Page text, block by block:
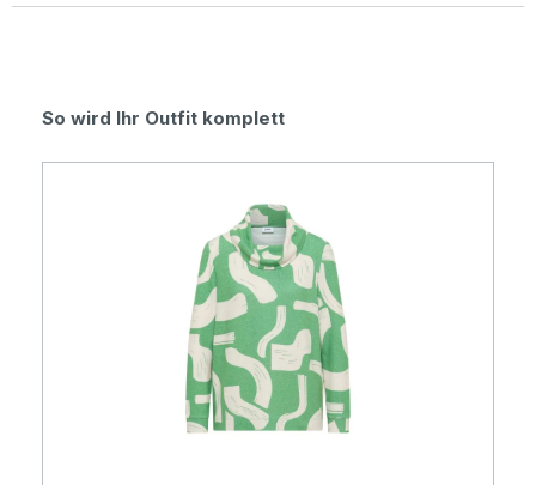
Produktgalerie überspringen
So wird Ihr Outfit komplett